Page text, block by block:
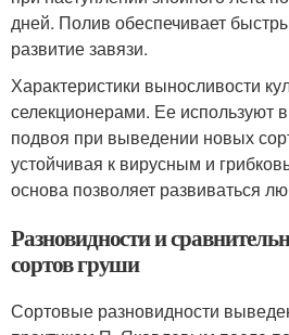
дней. Полив обеспечивает
развитие завязи.
Характеристики выносливости
селекционерами. Ее используют
подвоя при выведении новых
устойчивая к вирусным и
основа позволяет развиваться
Разновидности и
сортов груши
Сортовые разновидности